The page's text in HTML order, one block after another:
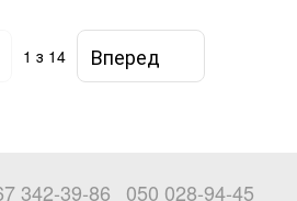
1 з 14 Вперед
342-39-86 050 028-94-45